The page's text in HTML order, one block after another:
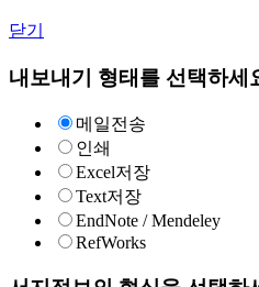
닫기
내보내기 형태를 선택하세
메일전송
인쇄
Excel저장
Text저장
EndNote / Mendeley
RefWorks